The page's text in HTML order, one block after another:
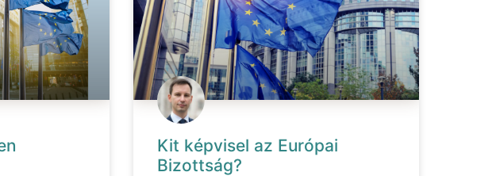
Kit képvisel az Európai
Bizottság?